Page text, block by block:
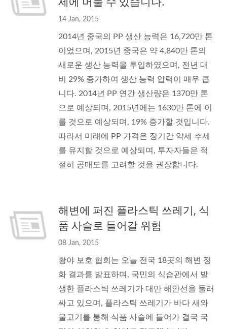
14 Jan, 2015
2014년 중국의 PP 생산 능력은 16,720만 톤
이었으며, 2015년 중국은 약 4,840만 톤의
새로운 생산 능력을 투입하였으며, 전년 대
비 29% 증가하여 생산 능력 압력이 매우 큽
니다. 2014년 PP 연간 생산량은 1370만 톤
으로 예상되며, 2015년에는 1630만 톤에 이
를 것으로 예상되며, 19% 증가할 것입니다.
따라서 미래에 PP 가격은 장기간 약세 추세
를 유지할 것으로 예상되며, 투자자들은 적
절히 공매도를 고려할 것을 권장합니다.
해변에 퍼진 플라스틱 쓰레기, 식
품 사슬로 들어갈 위험
08 Jan, 2015
황야 보호 협회는 오늘 전국 18곳의 해변 정
화 결과를 발표하며, 국민의 식습관에서 발
생한 플라스틱 쓰레기가 대만 해안선을 둘러
싸고 있으며, 플라스틱 쓰레기가 바다 새와
물고기를 통해 식품 사슬에 들어가 결국 국